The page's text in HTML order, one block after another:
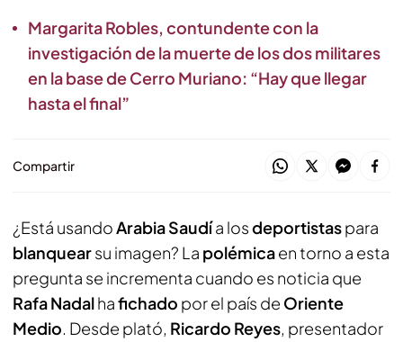
Margarita Robles, contundente con la
investigación de la muerte de los dos militares
en la base de Cerro Muriano: “Hay que llegar
hasta el final”
Compartir
¿Está usandoArabia Saudía losdeportistaspara
blanquearsu imagen? La polémicaen torno a esta
pregunta se incrementa cuando es noticia que
Rafa Nadalhafichado por el país de Oriente
Medio. Desde plató, Ricardo Reyes, presentador